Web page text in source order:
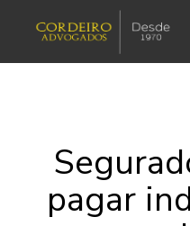
pagar